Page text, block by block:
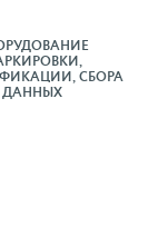
СБОРА
ДАННЫХ